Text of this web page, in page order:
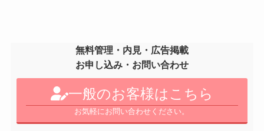
無料管理・内見・広告掲載
お申し込み・お問い合わせ
一般のお客様はこちら
お気軽にお問い合わせください。